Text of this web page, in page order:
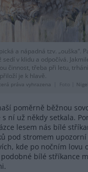
a nápadná tzv. „ouška“.
sedí v klidu a odpočívá.
činnost, třeba při letu,
je k hlavě.
práva vyhrazena Foto | Nigel
poměrně běžnou
ní už někdy setkala.
lesem nás bílé
pod stromem
kde po nočním lovu
bílé stříkance